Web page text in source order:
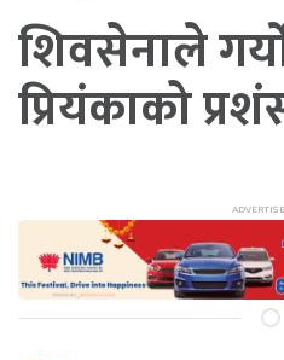
शिवसेनाले
प्रियंकाको